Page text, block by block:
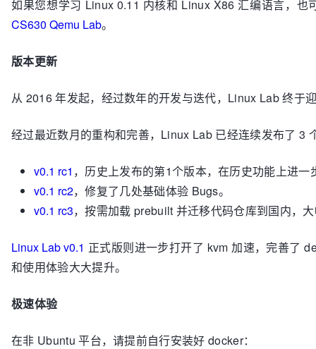
如果您想学习 Linux 0.11 内核和 Linux X86 汇编语言，
CS630 Qemu Lab。
版本更新
从 2016 年发起，经过数年的开发与迭代，Linux Lab 终于
经过最近数月的重构和完善，Linux Lab 已经连续发布了 3
v0.1 rc1 ，历史上发布的第1个版本，在历史功能上进
v0.1 rc2，修复了几处基础体验 Bugs。
v0.1 rc3，按需加载 prebuilt 并迁移代码仓库到国内，
Linux Lab v0.1 正式版则进一步打开了 kvm 加速，完善了
和使用体验大大提升。
极速体验
在非 Ubuntu 平台，请提前自行安装好 docker：